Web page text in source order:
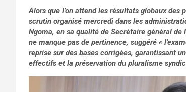
Alors que l’on attend les résultats globaux
scrutin organisé mercredi dans les
Ngoma, en sa qualité de Secrétaire général
ne manque pas de pertinence, suggéré «
reprise sur des bases corrigées, garantissant
effectifs et la préservation du pluralisme